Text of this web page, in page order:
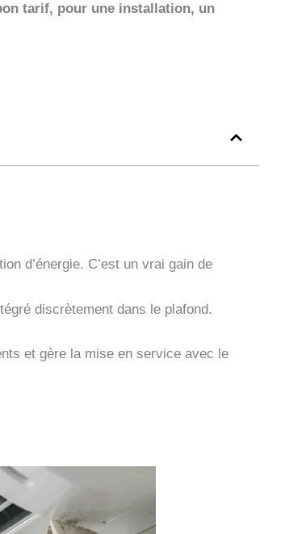
tarif, pour une installation, un
d’énergie. C’est un vrai gain de
discrètement dans le plafond.
et gère la mise en service avec le